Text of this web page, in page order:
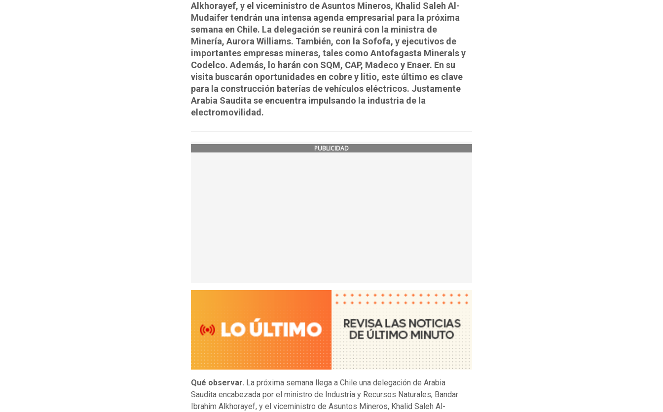
Alkhorayef, y el viceministro de Asuntos Mineros, Khalid Saleh Al-
Mudaifer tendrán una intensa agenda empresarial para la próxima
semana en Chile. La delegación se reunirá con la ministra de
Minería, Aurora Williams. También, con la Sofofa, y ejecutivos de
importantes empresas mineras, tales como Antofagasta Minerals y
Codelco. Además, lo harán con SQM, CAP, Madeco y Enaer. En su
visita buscarán oportunidades en cobre y litio, este último es clave
para la construcción baterías de vehículos eléctricos. Justamente
Arabia Saudita se encuentra impulsando la industria de la
electromovilidad.
PUBLICIDAD
Qué observar. La próxima semana llega a Chile una delegación de Arabia
Saudita encabezada por el ministro de Industria y Recursos Naturales, Bandar
Ibrahim Alkhorayef, y el viceministro de Asuntos Mineros, Khalid Saleh Al-